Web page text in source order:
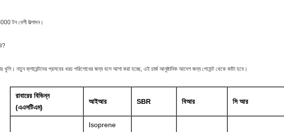
টন বেশী উত্পাদন।
খুশি। নতুন ক্লায়েন্টদের প্রসবের খরচ পরিশোধের জন্য বলে আশা করা হচ্ছে, এই চার্জ আনুষ্ঠানিক আদেশ জন্য পেমেন্ট থেকে কাটা হবে।
রাবারের বিভিন্ন
(এএসটিএম)
আইআর SBR বিআর সি আর
Isoprene